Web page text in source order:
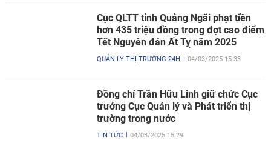
Cục QLTT tỉnh Quảng Ngãi phạt tiền
hơn 435 triệu đồng trong đợt cao điểm
Tết Nguyên đán Ất Tỵ năm 2025
QUẢN LÝ THỊ TRƯỜNG 24H 04/03/2025 15:33
Đồng chí Trần Hữu Linh giữ chức Cục
trưởng Cục Quản lý và Phát triển thị
trường trong nước
TIN TỨC 04/03/2025 15:29